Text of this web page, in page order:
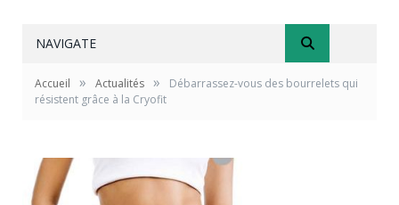
NAVIGATE
Accueil » Actualités »
Débarrassez-vous des bourrelets qui
résistent grâce à la Cryofit